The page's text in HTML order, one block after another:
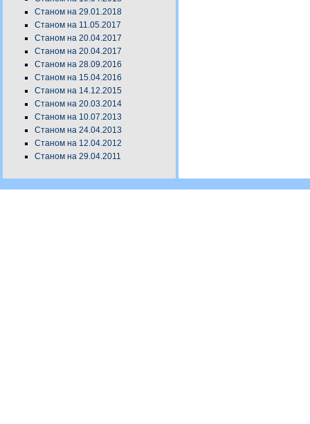
Станом на 29.01.2018
Станом на 11.05.2017
Станом на 20.04.2017
Станом на 20.04.2017
Станом на 28.09.2016
Станом на 15.04.2016
Станом на 14.12.2015
Станом на 20.03.2014
Станом на 10.07.2013
Станом на 24.04.2013
Станом на 12.04.2012
Станом на 29.04.2011